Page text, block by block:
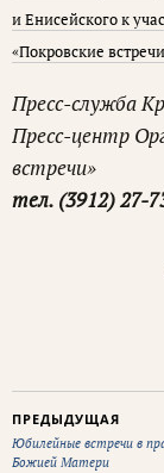
и Енисейского к
«Покровские
Пресс-служба
Пресс-центр
встречи»
тел. (3912) 27-
ПРЕДЫДУЩАЯ
Юбилейные встречи в
Божией Матери